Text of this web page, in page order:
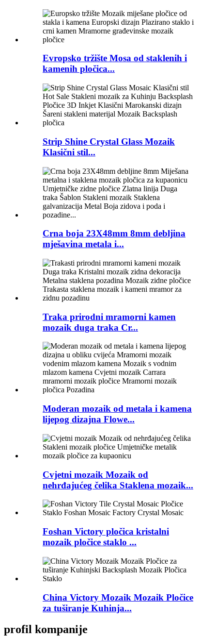
Evropsko tržište Mosa od staklenih i
kamenih pločica...
Strip Shine Crystal Glass Mozaik
Klasični stil...
Crna boja 23X48mm 8mm debljina
mješavina metala i...
Traka prirodni mramorni kamen
mozaik duga traka Cr...
Moderan mozaik od metala i kamena
lijepog dizajna Flowe...
Cvjetni mozaik Mozaik od
nehrđajućeg čelika Staklena mozaik...
Foshan Victory pločica kristalni
mozaik pločice staklo ...
China Victory Mozaik Mozaik Pločice
za tuširanje Kuhinja...
profil kompanije